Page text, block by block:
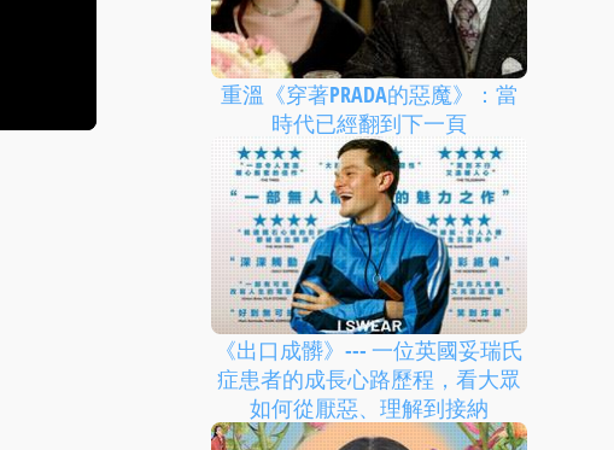
重溫《穿著PRADA的惡魔》：當
時代已經翻到下一頁
《出口成髒》--- 一位英國妥瑞氏
症患者的成長心路歷程，看大眾
如何從厭惡、理解到接納